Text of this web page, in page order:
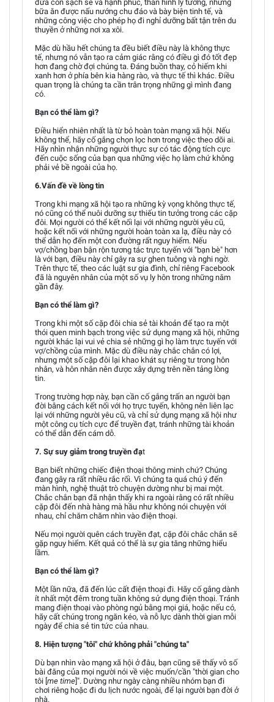
đứa con sạch sẽ và hạnh phúc, thân hình lý tưởng, những
bữa ăn được nấu nướng chu đáo và bày biện tinh tế, và
những công việc cho phép họ đi nghỉ dưỡng bất tận trên du
thuyền ở những nơi xa xôi.
Mặc dù hầu hết chúng ta đều biết điều này là không thực
tế, nhưng nó vẫn tạo ra cảm giác rằng có điều gì đó tốt đẹp
hơn đang chờ đợi chúng ta. Đáng buồn thay, cỏ hiếm khi
xanh hơn ở phía bên kia hàng rào, và thực tế thì khác. Điều
quan trọng là chúng ta cần trân trọng những gì mình đang
có.
Bạn có thể làm gì?
Điều hiển nhiên nhất là từ bỏ hoàn toàn mạng xã hội. Nếu
không thể, hãy cố gắng chọn lọc hơn trong việc theo dõi ai.
Hãy nhìn nhận những người thực sự có tác động tích cực
đến cuộc sống của bạn qua những việc họ làm chứ không
phải vẻ bề ngoài của họ.
6.Vấn đề về lòng tin
Trong khi mạng xã hội tạo ra những kỳ vọng không thực tế,
nó cũng có thể nuôi dưỡng sự thiếu tin tưởng trong các cặp
đôi. Mọi người có thể kết nối lại với những người yêu cũ,
hoặc kết nối với những người hoàn toàn xa lạ, điều này có
thể dẫn họ đến một con đường rất nguy hiểm. Nếu
vợ/chồng bạn bận rộn tương tác trực tuyến với "bạn bè" hơn
là với bạn, điều này chỉ gây ra sự ghen tuông và nghi ngờ.
Trên thực tế, theo các luật sư gia đình, chỉ riêng Facebook
đã là nguyên nhân của một số vụ ly hôn trong những năm
gần đây.
Bạn có thể làm gì?
Trong khi một số cặp đôi chia sẻ tài khoản để tạo ra một
thói quen minh bạch trong việc sử dụng mạng xã hội, những
người khác lại vui vẻ chia sẻ những gì họ làm trực tuyến với
vợ/chồng của mình. Mặc dù điều này chắc chắn có lợi,
nhưng một số cặp đôi lại khao khát sự riêng tư trong hôn
nhân, và hôn nhân nên được xây dựng trên nền tảng lòng
tin.
Trong trường hợp này, bạn cần cố gắng trấn an người bạn
đời bằng cách kết nối với họ trực tuyến, không nên liên lạc
lại với những người yêu cũ, và chỉ sử dụng mạng xã hội như
một công cụ tích cực để truyền đạt, tránh những tài khoản
có thể dẫn đến cám dỗ.
7. Sự suy giảm trong truyền đạt
Bạn biết những chiếc điện thoại thông minh chứ? Chúng
đang gây ra rất nhiều rắc rối. Vì chúng ta quá chú ý đến
màn hình, nghệ thuật trò chuyện dường như bị mai một.
Chắc chắn bạn đã nhận thấy khi ra ngoài rằng có rất nhiều
cặp đôi đến nhà hàng mà hầu như không nói chuyện với
nhau, chỉ chăm chăm nhìn vào điện thoại.
Nếu mọi người quên cách truyền đạt, cặp đôi chắc chắn sẽ
gặp nguy hiểm. Kết quả có thể là sự gia tăng những hiểu
lầm.
Bạn có thể làm gì?
Một lần nữa, đã đến lúc cất điện thoại đi. Hãy cố gắng dành
ít nhất một đêm trong tuần không sử dụng điện thoại. Tránh
mang điện thoại vào phòng ngủ bằng mọi giá, hoặc nếu có,
hãy cất chúng trong ngăn kéo, và nỗ lực dành thời gian mỗi
ngày để chia sẻ tin tức của nhau.
8. Hiện tượng "tôi" chứ không phải "chúng ta"
Dù bạn nhìn vào mạng xã hội ở đâu, bạn cũng sẽ thấy vô số
bài đăng của mọi người nói về việc muốn/cần "thời gian cho
tôi [me time]". Dường như ngày càng nhiều nhóm bạn đi
chơi riêng hoặc đi du lịch nước ngoài, để lại người bạn đời ở
nhà.